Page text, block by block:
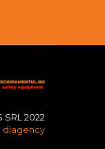
2022
diagency